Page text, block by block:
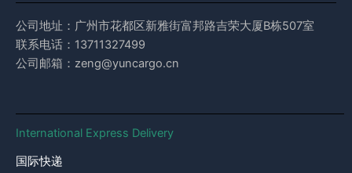
公司地址：广州市花都区新雅街富邦路吉荣大厦B栋507室
联系电话：13711327499
公司邮箱：zeng@yuncargo.cn
International Express Delivery
国际快递